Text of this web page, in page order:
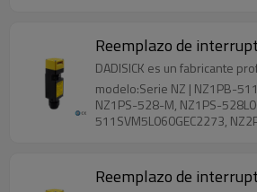
Reemplazo de
DADISICK es un fabricante
modelo:Serie NZ | NZ1PB-
NZ1PS-528-M, NZ1PS-
511SVM5L060GEC2273,
Reemplazo de